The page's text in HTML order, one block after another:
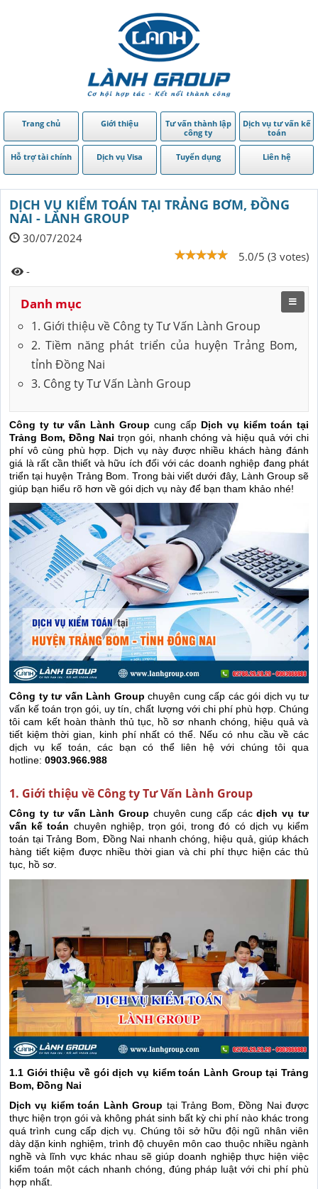
Trang chủ Giới thiệu
Tư vấn thành lập
công ty
Dịch vụ tư vấn kế
toán
Hỗ trợ tài chính Dịch vụ Visa Tuyển dụng Liên hệ
DỊCH VỤ KIỂM TOÁN TẠI TRẢNG BƠM, ĐỒNG
NAI - LÀNH GROUP
30/07/2024
5.0/5 (3 votes)
-
Danh mục
1. Giới thiệu về Công ty Tư Vấn Lành Group
2. Tiềm năng phát triển của huyện Trảng Bom,
tỉnh Đồng Nai
3. Công ty Tư Vấn Lành Group
Công ty tư vấn Lành Group cung cấp Dịch vụ kiểm toán tại
Trảng Bom, Đồng Nai trọn gói, nhanh chóng và hiệu quả với chi
phí vô cùng phù hợp. Dịch vụ này được nhiều khách hàng đánh
giá là rất cần thiết và hữu ích đối với các doanh nghiệp đang phát
triển tại huyện Trảng Bom. Trong bài viết dưới đây, Lành Group sẽ
giúp bạn hiểu rõ hơn về gói dịch vụ này để bạn tham khảo nhé!
Công ty tư vấn Lành Groupchuyên cung cấp các gói dịch vụ tư
vấn kế toán trọn gói, uy tín, chất lượng với chi phí phù hợp. Chúng
tôi cam kết hoàn thành thủ tục, hồ sơ nhanh chóng, hiệu quả và
tiết kiệm thời gian, kinh phí nhất có thể. Nếu có nhu cầu về các
dịch vụ kế toán, các bạn có thể liên hệ với chúng tôi qua
hotline: 0903.966.988
1. Giới thiệu về Công ty Tư Vấn Lành Group
Công ty tư vấn Lành Group chuyên cung cấp cácdịch vụ tư
vấn kế toán chuyên nghiệp, trọn gói, trong đó có dịch vụ kiểm
toán tại Trảng Bom, Đồng Nai nhanh chóng, hiệu quả, giúp khách
hàng tiết kiệm được nhiều thời gian và chi phí thực hiện các thủ
tục, hồ sơ.
1.1 Giới thiệu về gói dịch vụ kiểm toán Lành Group tại Trảng
Bom, Đồng Nai
Dịch vụ kiểm toán Lành Group tại Trảng Bom, Đồng Nai được
thực hiện trọn gói và không phát sinh bất kỳ chi phí nào khác trong
quá trình cung cấp dịch vụ. Chúng tôi sở hữu đội ngũ nhân viên
dày dặn kinh nghiệm, trình độ chuyên môn cao thuộc nhiều ngành
nghề và lĩnh vực khác nhau sẽ giúp doanh nghiệp thực hiện việc
kiểm toán một cách nhanh chóng, đúng pháp luật với chi phí phù
hợp nhất.